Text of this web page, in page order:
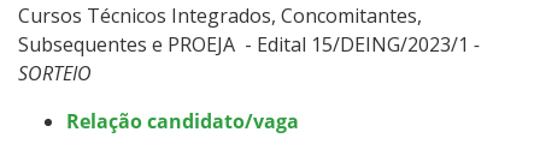
Cursos Técnicos Integrados, Concomitantes,
Subsequentes e PROEJA - Edital 15/DEING/2023/1 -
SORTEIO
Relação candidato/vaga